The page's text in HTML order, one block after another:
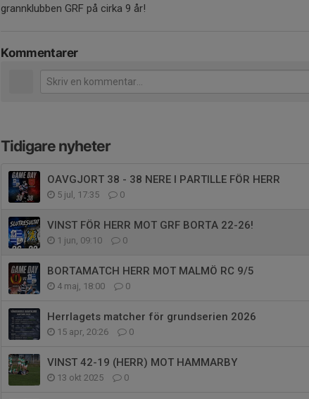
grannklubben GRF på cirka 9 år!
Kommentarer
Tidigare nyheter
OAVGJORT 38 - 38 NERE I PARTILLE FÖR HERR
5 jul, 17:35 0
VINST FÖR HERR MOT GRF BORTA 22-26!
1 jun, 09:10 0
BORTAMATCH HERR MOT MALMÖ RC 9/5
4 maj, 18:00 0
Herrlagets matcher för grundserien 2026
15 apr, 20:26 0
VINST 42-19 (HERR) MOT HAMMARBY
13 okt 2025 0